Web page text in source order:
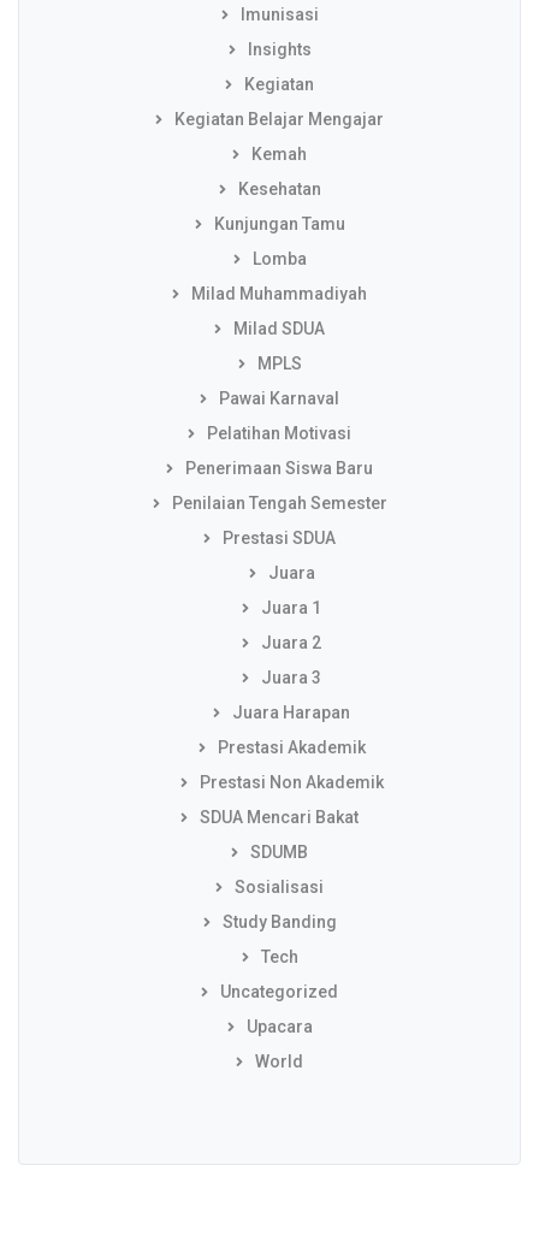
Imunisasi
Insights
Kegiatan
Kegiatan Belajar Mengajar
Kemah
Kesehatan
Kunjungan Tamu
Lomba
Milad Muhammadiyah
Milad SDUA
MPLS
Pawai Karnaval
Pelatihan Motivasi
Penerimaan Siswa Baru
Penilaian Tengah Semester
Prestasi SDUA
Juara
Juara 1
Juara 2
Juara 3
Juara Harapan
Prestasi Akademik
Prestasi Non Akademik
SDUA Mencari Bakat
SDUMB
Sosialisasi
Study Banding
Tech
Uncategorized
Upacara
World